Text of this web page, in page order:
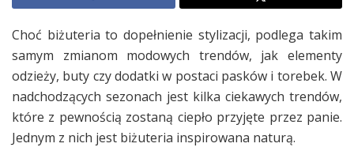
Choć biżuteria to dopełnienie stylizacji, podlega takim
samym zmianom modowych trendów, jak elementy
odzieży, buty czy dodatki w postaci pasków i torebek. W
nadchodzących sezonach jest kilka ciekawych trendów,
które z pewnością zostaną ciepło przyjęte przez panie.
Jednym z nich jest biżuteria inspirowana naturą.